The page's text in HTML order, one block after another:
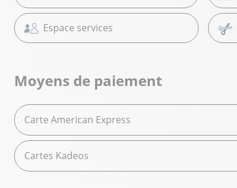
Espace services
Moyens de paiement
Carte American Express
Cartes Kadeos